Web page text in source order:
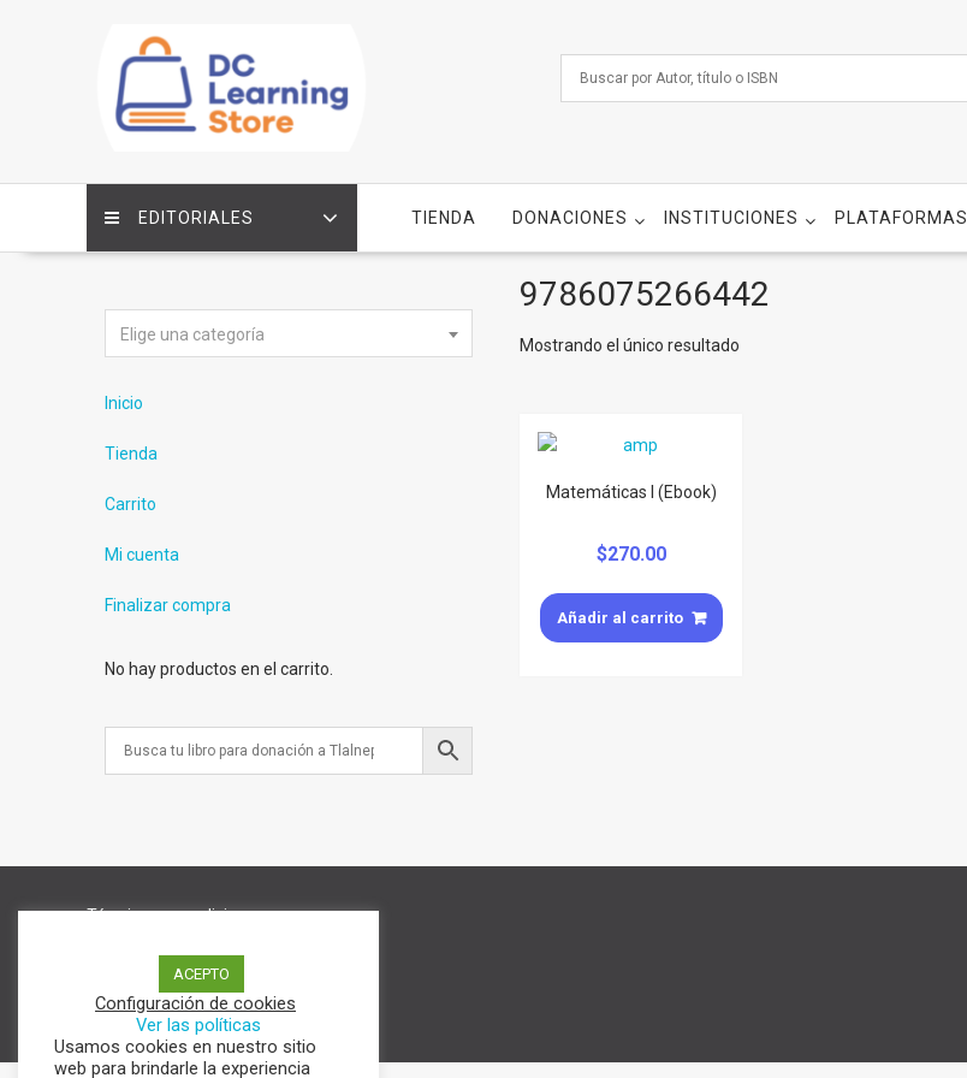
EDITORIALES TIENDA DONACIONES INSTITUCIONES PLATAFORMAS
9786075266442
Mostrando el único resultado
Matemáticas I (Ebook)
$270.00
Añadir al carrito
Elige una categoría
Inicio
Tienda
Carrito
Mi cuenta
Finalizar compra
No hay productos en el carrito.
Términos y condiciones
Política de cookies
ACEPTO
Configuración de cookies
Ver las políticas
Usamos cookies en nuestro sitio
web para brindarle la experiencia